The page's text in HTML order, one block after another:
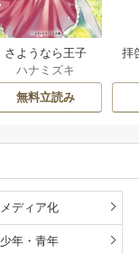
さようなら王子
様、どうか私のこ
とは忘れてくださ
い
ハナミズキ
無料立読み
拝
メディア化
少年・青年